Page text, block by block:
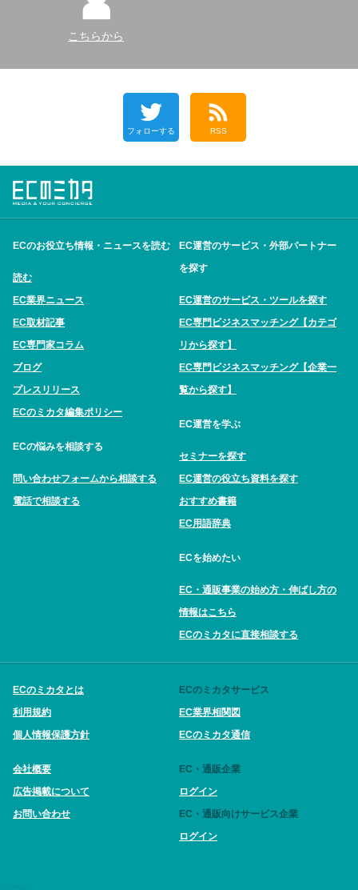
こちらから
フォローする RSS
ECのお役立ち情報・ニュースを読む
読む
EC業界ニュース
EC取材記事
EC専門家コラム
ブログ
プレスリリース
ECのミカタ編集ポリシー
ECの悩みを相談する
問い合わせフォームから相談する
電話で相談する
EC運営のサービス・外部パートナー
を探す
EC運営のサービス・ツールを探す
EC専門ビジネスマッチング【カテゴ
リから探す】
EC専門ビジネスマッチング【企業一
覧から探す】
EC運営を学ぶ
セミナーを探す
EC運営の役立ち資料を探す
おすすめ書籍
EC用語辞典
ECを始めたい
EC・通販事業の始め方・伸ばし方の
情報はこちら
ECのミカタに直接相談する
ECのミカタとは
利用規約
個人情報保護方針
会社概要
広告掲載について
お問い合わせ
ECのミカタサービス
EC業界相関図
ECのミカタ通信
EC・通販企業
ログイン
EC・通販向けサービス企業
ログイン